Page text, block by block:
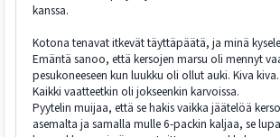
kanssa.
Kotona tenavat itkevät täyttäpäätä, ja minä
Emäntä sanoo, että kersojen marsu oli mennyt
pesukoneeseen kun luukku oli ollut auki. Kiva kiva.
Kaikki vaatteetkin oli jokseenkin karvoissa.
Pyytelin muijaa, että se hakis vaikka jäätelöä
asemalta ja samalla mulle 6-packin kaljaa, se